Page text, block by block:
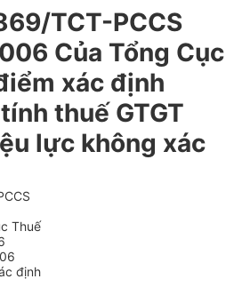
TCT-PCCS
Của Tổng Cục
xác định
thuế GTGT
lực không xác
Thuế
định